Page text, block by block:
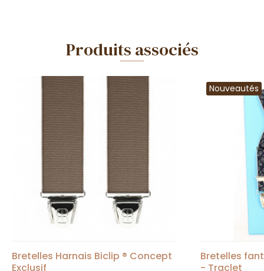
Produits associés
Bretelles Harnais Biclip ® Concept
Exclusif
Nouveautés
Bretelles
- Traclet